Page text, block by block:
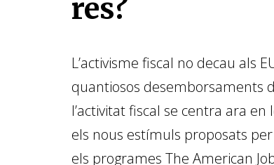
res?
L’activisme fiscal no decau als
quantiosos desemborsaments
l’activitat fiscal se centra ara en
els nous estímuls proposats per
els programes The American